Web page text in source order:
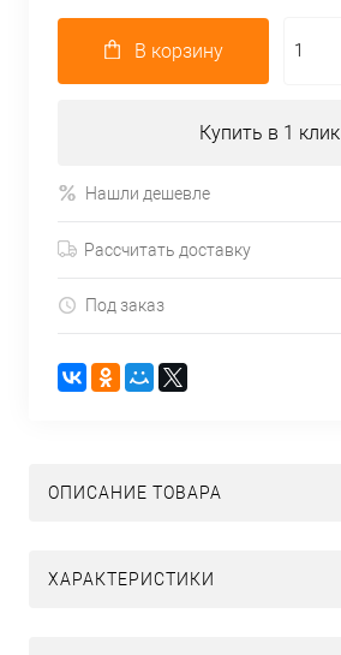
В корзину
Купить в 1 клик
Нашли дешевле
Рассчитать доставку
Под заказ
ОПИСАНИЕ ТОВАРА
ХАРАКТЕРИСТИКИ